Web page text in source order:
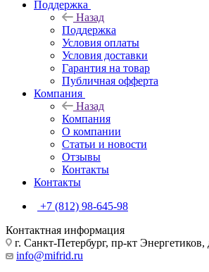
Поддержка
Назад
Поддержка
Условия оплаты
Условия доставки
Гарантия на товар
Публичная офферта
Компания
Назад
Компания
О компании
Статьи и новости
Отзывы
Контакты
Контакты
+7 (812) 98-645-98
Контактная информация
г. Санкт-Петербург, пр-кт
info@mifrid.ru